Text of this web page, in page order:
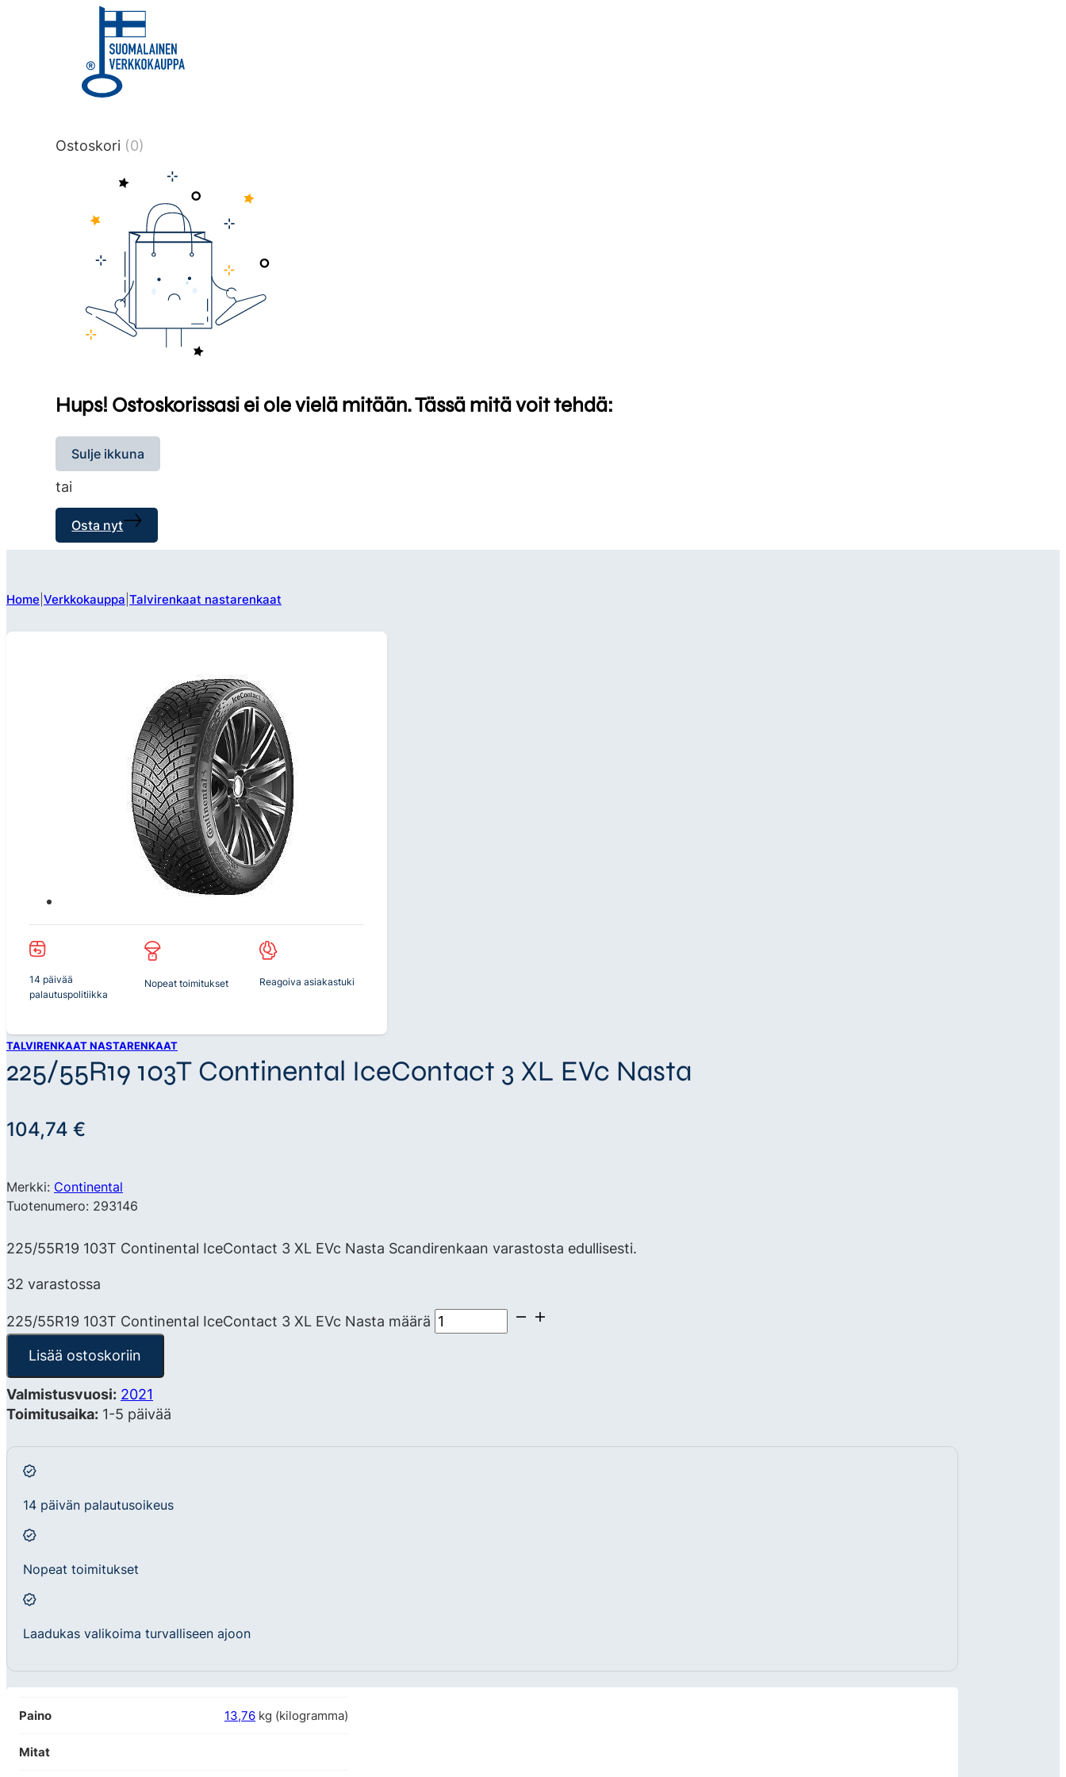
title or content.","post_type":
["product"],"ajax_loader_animation":"ripple","ajax_loader_selector":"#brxe-
tmlmvi","meta_query":
data-original-query-vars="[]" data-page="1" data-max-
Ostoskori (0)
Hups! Ostoskorissasi ei ole vielä mitään. Tässä mitä voit tehdä:
Sulje ikkuna
tai
Osta nyt
Home Verkkokauppa Talvirenkaat nastarenkaat
14 päivää
palautuspolitiikka
Nopeat toimitukset Reagoiva asiakastuki
TALVIRENKAAT NASTARENKAAT
225/55R19 103T Continental IceContact 3 XL EVc Nasta
104,74 €
Merkki: Continental
Tuotenumero: 293146
225/55R19 103T Continental IceContact 3 XL EVc Nasta Scandirenkaan varastosta edullisesti.
32 varastossa
225/55R19 103T Continental IceContact 3 XL EVc Nasta määrä
Lisää ostoskoriin
Valmistusvuosi: 2021
Toimitusaika: 1-5 päivää
14 päivän palautusoikeus
Nopeat toimitukset
Laadukas valikoima turvalliseen ajoon
Paino 13,76 kg (kilogramma)
Mitat